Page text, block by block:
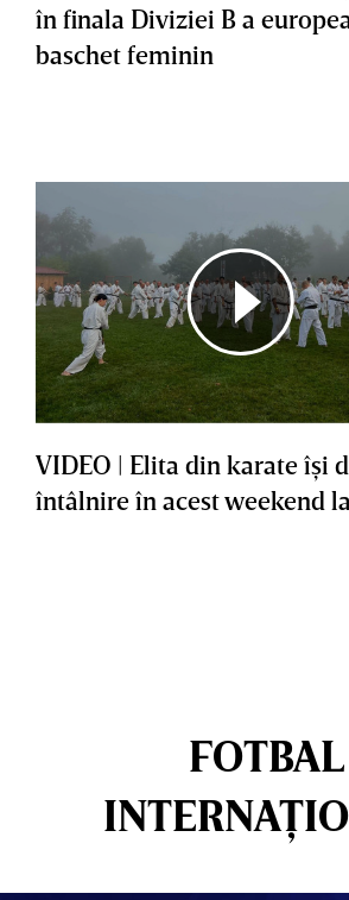
în finala Diviziei B a
baschet feminin
VIDEO | Elita din karate îşi
întâlnire în acest weekend
FOTBAL